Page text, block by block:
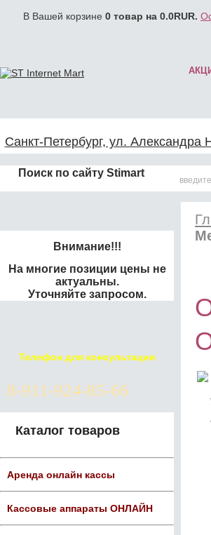
В Вашей корзине 0 товар на 0.0RUR.
Санкт-Петербург, ул. Александра
Поиск по сайту Stimart
Внимание!!!
На многие позиции цены не
актуальны.
Уточняйте запросом.
Телефон для консультации
8-911-924-85-66
Каталог товаров
Аренда онлайн кассы
Кассовые аппараты ОНЛАЙН